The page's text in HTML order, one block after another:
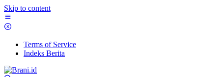
Skip to content
Terms of Service
Indeks Berita